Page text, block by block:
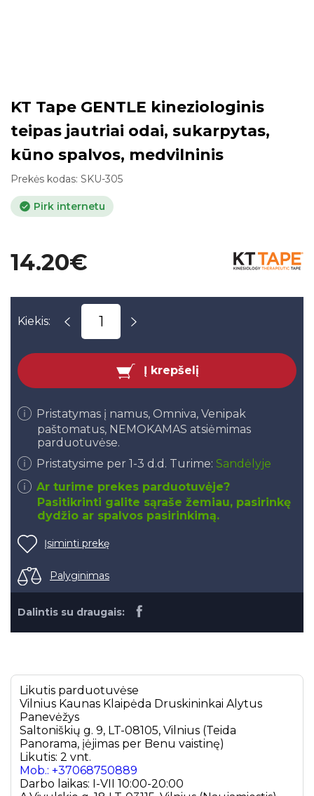
KT Tape GENTLE kineziologinis
teipas jautriai odai, sukarpytas,
kūno spalvos, medvilninis
Prekės kodas: SKU-305
Pirk internetu
14.20€
Kiekis:
Į krepšelį
Pristatymas į namus, Omniva, Venipak
paštomatus, NEMOKAMAS atsiėmimas
parduotuvėse.
Pristatysime per 1-3 d.d. Turime: Sandėlyje
Ar turime prekes parduotuvėje?
Pasitikrinti galite sąraše žemiau, pasirinkę
dydžio ar spalvos pasirinkimą.
Įsiminti prekę
Palyginimas
Dalintis su draugais:
Likutis parduotuvėse
Vilnius Kaunas Klaipėda Druskininkai Alytus
Panevėžys
Saltoniškių g. 9, LT-08105, Vilnius (Teida
Panorama, įėjimas per Benu vaistinę)
Likutis: 2 vnt.
Mob.: +37068750889
Darbo laikas: I-VII 10:00-20:00